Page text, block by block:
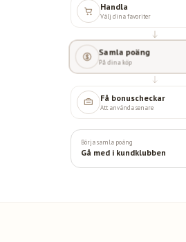
Handla
Välj dina favoriter
Samla poäng
På dina köp
Få bonuscheckar
Att använda senare
Börja samla poäng
Gå med i kundklubben